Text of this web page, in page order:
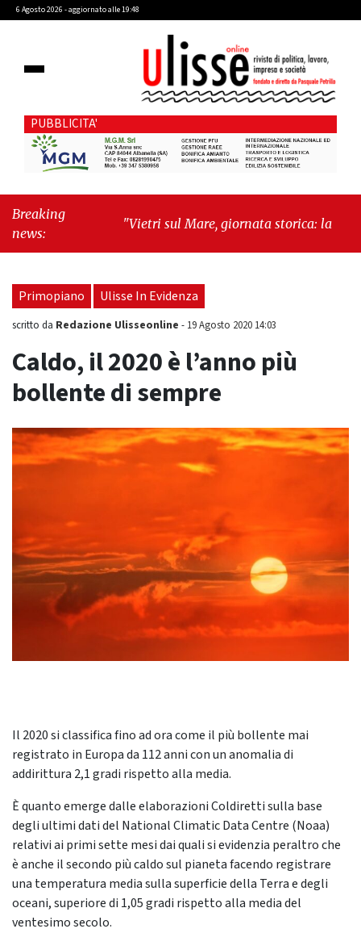
6 Agosto 2026 - aggiornato alle 19:48
PUBBLICITA'
Breaking
news:
"Vietri sul Mare, giornata storica: la ceramica
Primopiano Ulisse In Evidenza
scritto da Redazione Ulisseonline - 19 Agosto 2020 14:03
Caldo, il 2020 è l’anno più
bollente di sempre
Il 2020 si classifica fino ad ora come il più bollente mai
registrato in Europa da 112 anni con un anomalia di
addirittura 2,1 gradi rispetto alla media.
È quanto emerge dalle elaborazioni Coldiretti sulla base
degli ultimi dati del National Climatic Data Centre (Noaa)
relativi ai primi sette mesi dai quali si evidenzia peraltro che
è anche il secondo più caldo sul pianeta facendo registrare
una temperatura media sulla superficie della Terra e degli
oceani, superiore di 1,05 gradi rispetto alla media del
ventesimo secolo.